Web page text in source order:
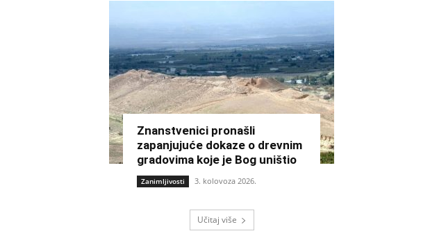
Znanstvenici pronašli
zapanjujuće dokaze o drevnim
gradovima koje je Bog uništio
Zanimljivosti 3. kolovoza 2026.
Učitaj više